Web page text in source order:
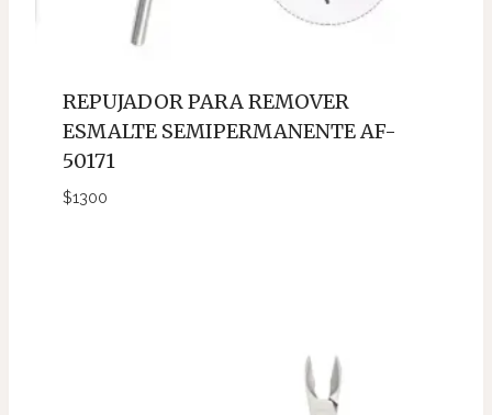
REPUJADOR PARA REMOVER
ESMALTE SEMIPERMANENTE AF-
50171
$1300